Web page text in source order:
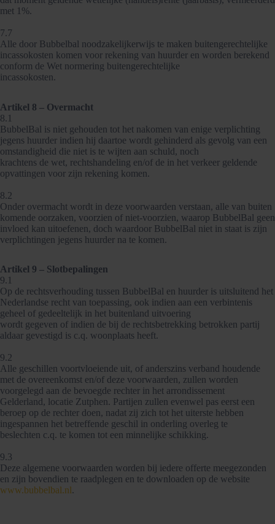
met 1%.
7.7
Alle door Bubbelbal noodzakelijkerwijs te maken buitengerechtelijke
incassokosten komen voor rekening van huurder en worden berekend
conform de Wet normering buitengerechtelijke
incassokosten.
Artikel 8 – Overmacht
8.1
BubbelBal is niet gehouden tot het nakomen van enige verplichting
jegens huurder indien hij daartoe wordt gehinderd als gevolg van een
omstandigheid die niet is te wijten aan schuld, noch
krachtens de wet, rechtshandeling en/of de in het verkeer geldende
opvattingen voor zijn rekening komen.
8.2
Onder overmacht wordt in deze voorwaarden verstaan, alle van buiten
komende oorzaken, voorzien of niet-voorzien, waarop BubbelBal geen
invloed kan uitoefenen, doch waardoor BubbelBal niet in staat is zijn
verplichtingen jegens huurder na te komen.
Artikel 9 – Slotbepalingen
9.1
Op de rechtsverhouding tussen BubbelBal en huurder is uitsluitend het
Nederlandse recht van toepassing, ook indien aan een verbintenis
geheel of gedeeltelijk in het buitenland uitvoering
wordt gegeven of indien de bij de rechtsbetrekking betrokken partij
aldaar gevestigd is c.q. woonplaats heeft.
9.2
Alle geschillen voortvloeiende uit, of anderszins verband houdende
met de overeenkomst en/of deze voorwaarden, zullen worden
voorgelegd aan de bevoegde rechter in het arrondissement
Gelderland, locatie Zutphen. Partijen zullen evenwel pas eerst een
beroep op de rechter doen, nadat zij zich tot het uiterste hebben
ingespannen het betreffende geschil in onderling overleg te
beslechten c.q. te komen tot een minnelijke schikking.
9.3
Deze algemene voorwaarden worden bij iedere offerte meegezonden
en zijn bovendien te raadplegen en te downloaden op de website
www.bubbelbal.nl.